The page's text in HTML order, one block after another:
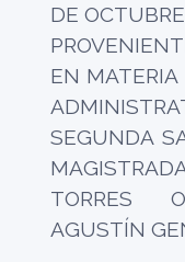
DE
EN MATERIA
SEGUNDA
TORRES
AGUSTÍN